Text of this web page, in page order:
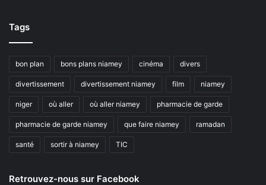
Tags
bon plan bons plans niamey cinéma divers
divertissement divertissement niamey film niamey
niger où aller où aller niamey pharmacie de garde
pharmacie de garde niamey que faire niamey ramadan
santé sortir à niamey TIC
Retrouvez-nous sur Facebook